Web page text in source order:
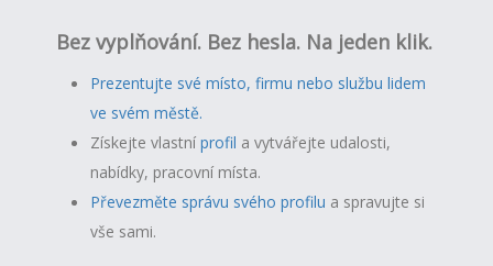
Bez vyplňování. Bez hesla. Na jeden klik.
Prezentujte své místo, firmu nebo službu lidem
ve svém městě.
Získejte vlastníprofil a vytvářejte udalosti,
nabídky, pracovní místa.
Převezměte správu svého profilu a spravujte si
vše sami.